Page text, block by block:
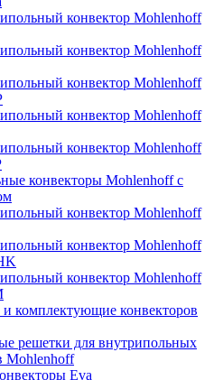
конвектор Mohlenhoff
конвектор Mohlenhoff
конвектор Mohlenhoff
конвектор Mohlenhoff
конвектор Mohlenhoff
конвекторы Mohlenhoff с
конвектор Mohlenhoff
конвектор Mohlenhoff
конвектор Mohlenhoff
комплектующие конвекторов
решетки для внутрипольных
Mohlenhoff
Eva